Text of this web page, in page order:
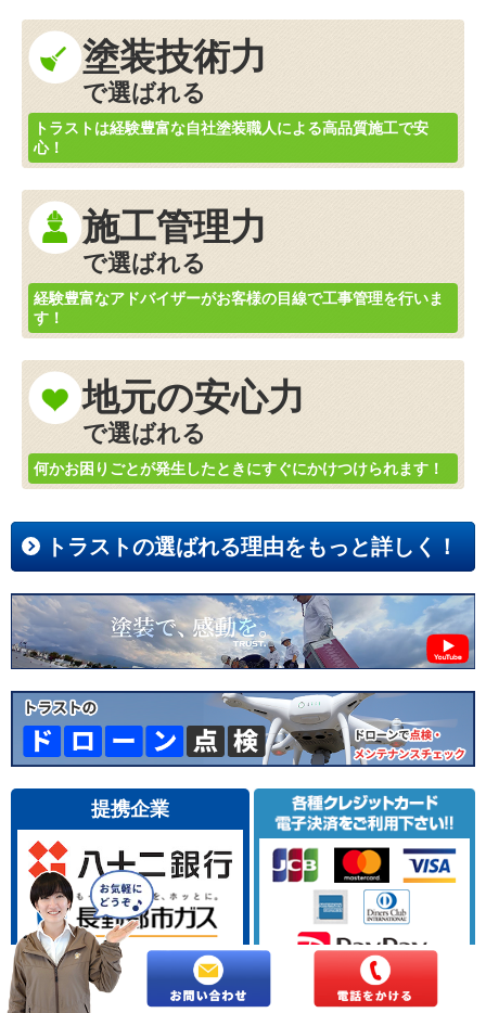
塗装技術力
で選ばれる
トラストは経験豊富な自社塗装職人による高品質施工で安
心！
施工管理力
で選ばれる
経験豊富なアドバイザーがお客様の目線で工事管理を行いま
す！
地元の安心力
で選ばれる
何かお困りごとが発生したときにすぐにかけつけられます！
トラストの選ばれる理由をもっと詳しく！
提携企業